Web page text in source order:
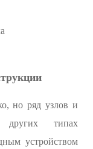
но ряд узлов и
типах
устройством